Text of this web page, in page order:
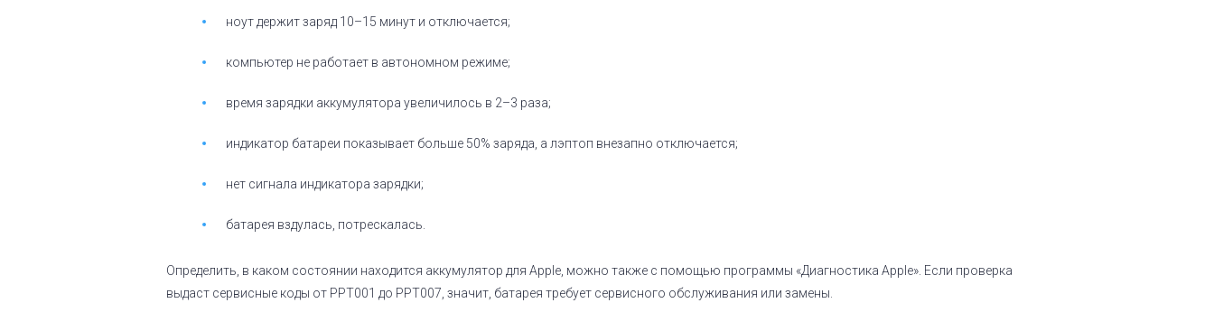
ноут держит заряд 10–15 минут и отключается;
компьютер не работает в автономном режиме;
время зарядки аккумулятора увеличилось в 2–3 раза;
индикатор батареи показывает больше 50% заряда, а лэптоп внезапно отключается;
нет сигнала индикатора зарядки;
батарея вздулась, потрескалась.
Определить, в каком состоянии находится аккумулятор для Apple, можно также с помощью программы «Диагностика Apple». Если проверка
выдаст сервисные коды от PPT001 до PPT007, значит, батарея требует сервисного обслуживания или замены.